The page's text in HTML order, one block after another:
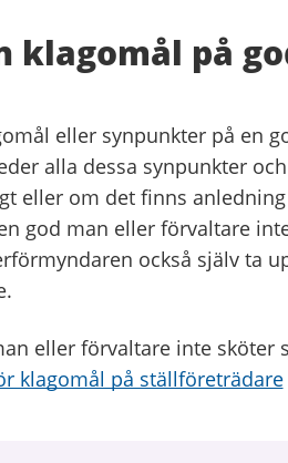
klagomål på
eller synpunkter på en
alla dessa synpunkter
eller om det finns
god man eller förvaltare
också själv ta
eller förvaltare inte sköter
klagomål på ställföreträdare